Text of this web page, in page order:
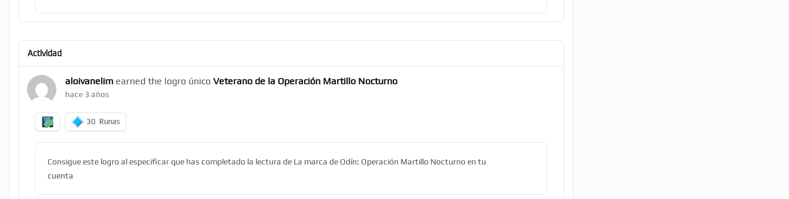
Actividad
aloivanelim earned the logro único Veterano de la Operación Martillo Nocturno
hace 3 años
30 Runas
Consigue este logro al especificar que has completado la lectura de La marca de Odín: Operación Martillo Nocturno en tu
cuenta